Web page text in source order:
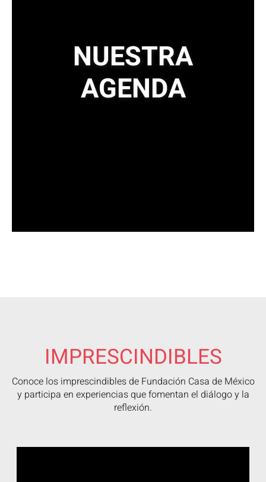
NUESTRA
AGENDA
IMPRESCINDIBLES​
Conoce los imprescindibles de Fundación Casa de México
y participa en experiencias que fomentan el diálogo y la
reflexión.